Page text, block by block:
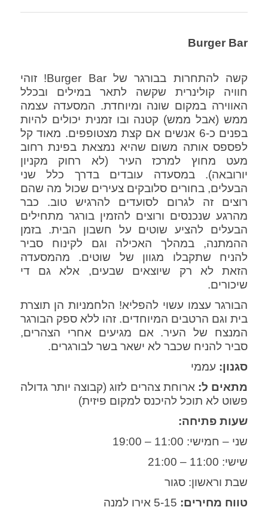
Burger Bar
קשה להתחרות בבורגר של Burger Bar! זוהי
חוויה קולינרית שקשה לתאר במילים ובכלל
האווירה במקום שונה ומיוחדת. המסעדה עצמה
ממש (אבל ממש) קטנה ובו זמנית יכולים להיות
בפנים כ-6 אנשים אם קצת מצטופפים. מאוד קל
לפספס אותה משום שהיא נמצאת בפינת רחוב
מעט מחוץ למרכז העיר (לא רחוק מקניון
יורובאה). במסעדה עובדים בדרך כלל שני
הבעלים, בחורים סלובקים צעירים שכול מה שהם
רוצים זה לגרום לסועדים להרגיש טוב. כבר
מהרגע שנכנסים ורוצים להזמין בורגר מתחילים
הבעלים להציע שוטים על חשבון הבית. בזמן
ההמתנה, במהלך האכילה וגם לקינוח סביר
להניח שתקבלו מגוון של שוטים. מהמסעדה
הזאת לא רק שיוצאים שבעים, אלא גם די
שיכורים.
הבורגר עצמו עשוי להפליא! הלחמניות הן תוצרת
בית וגם הרטבים המיוחדים. זהו ללא ספק הבורגר
המנצח של העיר. אם מגיעים אחרי הצהרים,
סביר להניח שכבר לא ישאר בשר לבורגרים.
סגנון: עממי
מתאים ל: ארוחת צהרים לזוג (קבוצה יותר גדולה
פשוט לא תוכל להיכנס למקום פיזית)
שעות פתיחה:
שני – חמישי: 11:00 – 19:00
שישי: 11:00 – 21:00
שבת וראשון: סגור
טווח מחירים: